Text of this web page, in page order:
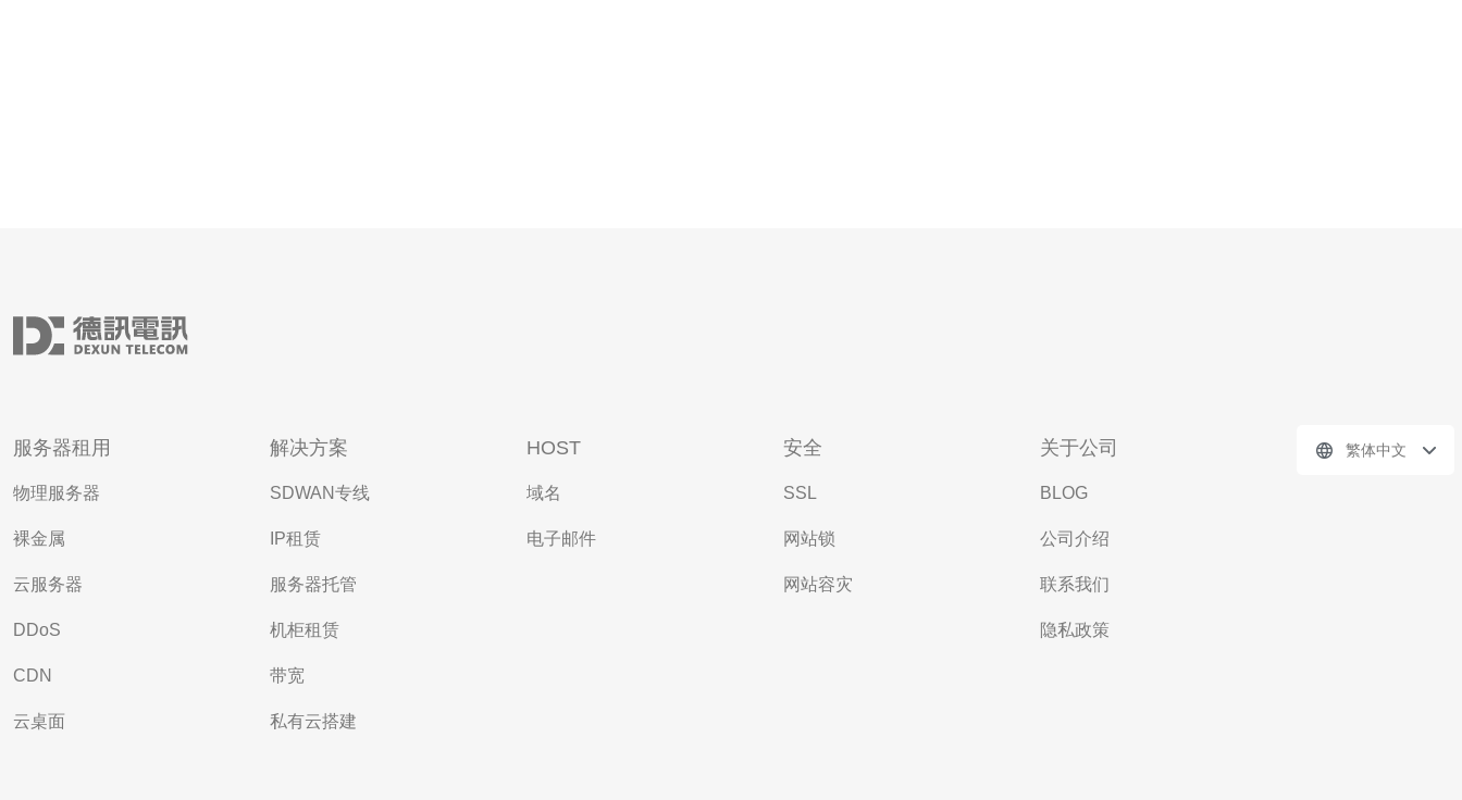
服务器租用
物理服务器
裸金属
云服务器
DDoS
CDN
云桌面
解决方案
SDWAN专线
IP租赁
服务器托管
机柜租赁
带宽
私有云搭建
HOST
域名
电子邮件
安全
SSL
网站锁
网站容灾
关于公司
BLOG
公司介绍
联系我们
隐私政策
繁体中文